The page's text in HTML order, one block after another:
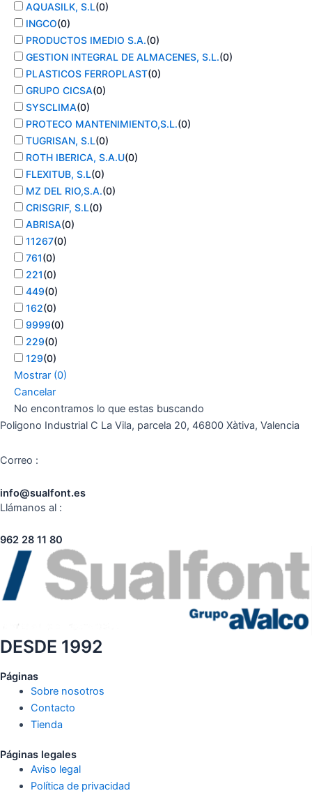
AQUASILK, S.L(0)
INGCO(0)
PRODUCTOS IMEDIO S.A.(0)
GESTION INTEGRAL DE ALMACENES, S.L.(0)
PLASTICOS FERROPLAST(0)
GRUPO CICSA(0)
SYSCLIMA(0)
PROTECO MANTENIMIENTO,S.L.(0)
TUGRISAN, S.L(0)
ROTH IBERICA, S.A.U(0)
FLEXITUB, S.L(0)
MZ DEL RIO,S.A.(0)
CRISGRIF, S.L(0)
ABRISA(0)
11267(0)
761(0)
221(0)
449(0)
162(0)
9999(0)
229(0)
129(0)
Mostrar (0)
Cancelar
No encontramos lo que estas buscando
Poligono Industrial C La Vila, parcela 20, 46800 Xàtiva, Valencia
Correo :
info@sualfont.es
Llámanos al :
962 28 11 80
DESDE 1992
Páginas
Sobre nosotros
Contacto
Tienda
Páginas legales
Aviso legal
Política de privacidad